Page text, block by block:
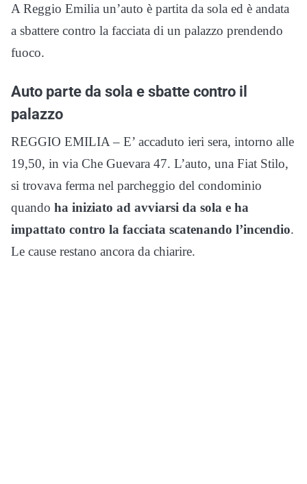
A Reggio Emilia un’auto è partita da sola ed è andata
a sbattere contro la facciata di un palazzo prendendo
fuoco.
Auto parte da sola e sbatte contro il
palazzo
REGGIO EMILIA – E’ accaduto ieri sera, intorno alle
19,50, in via Che Guevara 47. L’auto, una Fiat Stilo,
si trovava ferma nel parcheggio del condominio
quando ha iniziato ad avviarsi da sola e ha
impattato contro la facciata scatenando l’incendio.
Le cause restano ancora da chiarire.